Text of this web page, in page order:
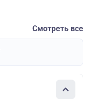
Смотреть все